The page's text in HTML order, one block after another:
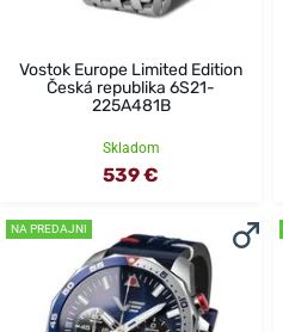
Vostok Europe Limited Edition
Česká republika 6S21-
225A481B
Skladom
539 €
NA PREDAJNI